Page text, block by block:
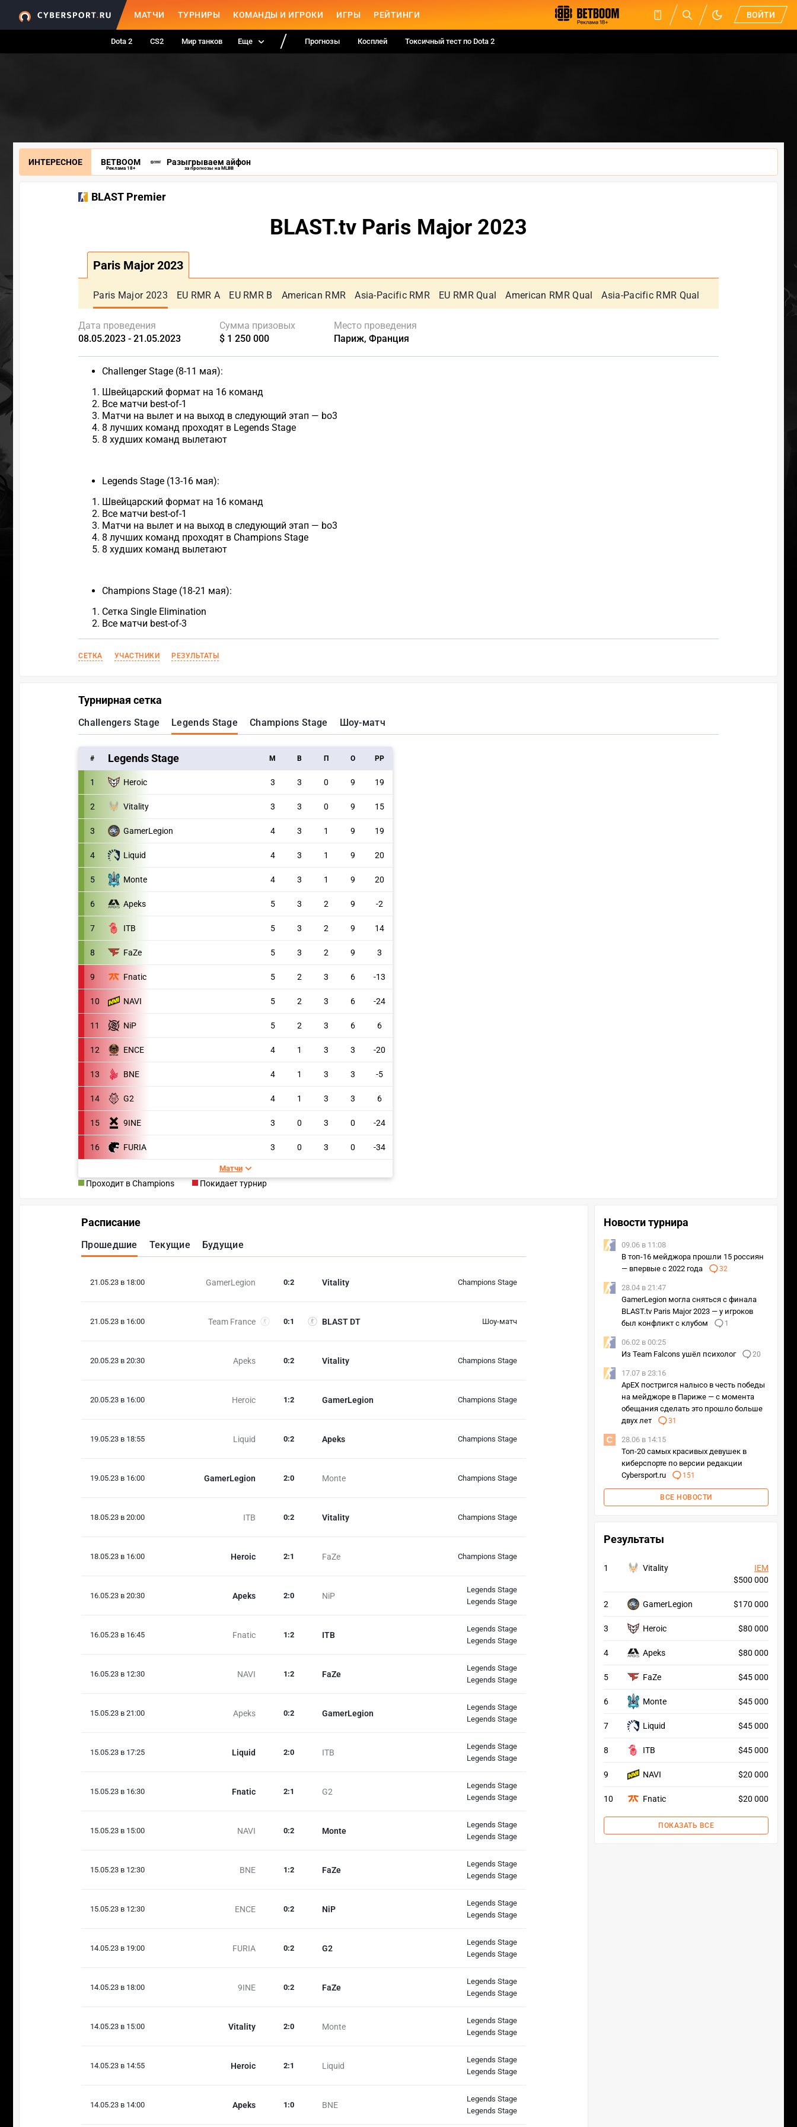
МАТЧИ ТУРНИРЫ КОМАНДЫ И ИГРОКИ ИГРЫ РЕЙТИНГИ ВОЙТИ
Dota 2 CS2 Мир танков Еще Прогнозы Косплей Токсичный тест по Dota 2
ИНТЕРЕСНОЕ BETBOOM
Реклама 18+
Разыгрываем айфон
за прогнозы на MLBB
BLAST Premier
BLAST.tv Paris Major 2023
Paris Major 2023
Paris Major 2023 EU RMR A EU RMR B American RMR Asia-Pacific RMR EU RMR Qual American RMR Qual Asia-Pacific RMR Qual
Дата проведения
08.05.2023 - 21.05.2023
Сумма призовых
$ 1 250 000
Место проведения
Париж, Франция
Challenger Stage (8-11 мая):
Швейцарский формат на 16 команд
Все матчи best-of-1
Матчи на вылет и на выход в следующий этап — bo3
8 лучших команд проходят в Legends Stage
8 худших команд вылетают
Legends Stage (13-16 мая):
Швейцарский формат на 16 команд
Все матчи best-of-1
Матчи на вылет и на выход в следующий этап — bo3
8 лучших команд проходят в Champions Stage
8 худших команд вылетают
Champions Stage (18-21 мая):
Сетка Single Elimination
Все матчи best-of-3
СЕТКА УЧАСТНИКИ РЕЗУЛЬТАТЫ
Турнирная сетка
Challengers Stage Legends Stage Champions Stage Шоу-матч
# Legends Stage M В П О РР
1 Heroic 3 3 0 9 19
2 Vitality 3 3 0 9 15
3 GamerLegion 4 3 1 9 19
4 Liquid 4 3 1 9 20
5 Monte 4 3 1 9 20
6 Apeks 5 3 2 9 -2
7 ITB 5 3 2 9 14
8 FaZe 5 3 2 9 3
9 Fnatic 5 2 3 6 -13
10 NAVI 5 2 3 6 -24
11 NiP 5 2 3 6 6
12 ENCE 4 1 3 3 -20
13 BNE 4 1 3 3 -5
14 G2 4 1 3 3 6
15 9INE 3 0 3 0 -24
16 FURIA 3 0 3 0 -34
Матчи
Проходит в Champions Покидает турнир
Расписание
Прошедшие Текущие Будущие
21.05.23 в 18:00 GamerLegion Vitality
0:2 Champions Stage
21.05.23 в 16:00 Team France BLAST DT
0:1 Шоу-матч
20.05.23 в 20:30 Apeks Vitality
0:2 Champions Stage
20.05.23 в 16:00 Heroic GamerLegion
1 :2 Champions Stage
19.05.23 в 18:55 Liquid Apeks
0:2 Champions Stage
19.05.23 в 16:00 GamerLegion Monte
2:0 Champions Stage
18.05.23 в 20:00 ITB Vitality
0:2 Champions Stage
18.05.23 в 16:00 Heroic FaZe
2:1 Champions Stage
16.05.23 в 20:30 Apeks NiP
2:0
Legends Stage
Legends Stage
16.05.23 в 16:45 Fnatic ITB
1 :2
Legends Stage
Legends Stage
16.05.23 в 12:30 NAVI FaZe
1 :2
Legends Stage
Legends Stage
15.05.23 в 21:00 Apeks GamerLegion
0:2
Legends Stage
Legends Stage
15.05.23 в 17:25 Liquid ITB
2:0
Legends Stage
Legends Stage
15.05.23 в 16:30 Fnatic G2
2:1
Legends Stage
Legends Stage
15.05.23 в 15:00 NAVI Monte
0:2
Legends Stage
Legends Stage
15.05.23 в 12:30 BNE FaZe
1 :2
Legends Stage
Legends Stage
15.05.23 в 12:30 ENCE NiP
0:2
Legends Stage
Legends Stage
14.05.23 в 19:00 FURIA G2
0:2
Legends Stage
Legends Stage
14.05.23 в 18:00 9INE FaZe
0:2
Legends Stage
Legends Stage
14.05.23 в 15:00 Vitality Monte
2:0
Legends Stage
Legends Stage
14.05.23 в 14:55 Heroic Liquid
2:1
Legends Stage
Legends Stage
14.05.23 в 14:00 Apeks BNE
1 :0
Legends Stage
Legends Stage
Новости турнира
09.06 в 11:08
В топ-16 мейджора прошли 15 россиян
— впервые с 2022 года
32
28.04 в 21:47
GamerLegion могла сняться с финала
BLAST.tv Paris Major 2023 — у игроков
был конфликт с клубом
1
06.02 в 00:25
Из Team Falcons ушёл психолог
20
17.07 в 23:16
ApEX постригся налысо в честь победы
на мейджоре в Париже — с момента
обещания сделать это прошло больше
двух лет
31
28.06 в 14:15
Топ-20 самых красивых девушек в
киберспорте по версии редакции
Cybersport.ru
151
ВСЕ НОВОСТИ
Результаты
1 Vitality
IEM
$500 000
2 GamerLegion $170 000
3 Heroic $80 000
4 Apeks $80 000
5 FaZe $45 000
6 Monte $45 000
7 Liquid $45 000
8 ITB $45 000
9 NAVI $20 000
10 Fnatic $20 000
ПОКАЗАТЬ ВСЕ